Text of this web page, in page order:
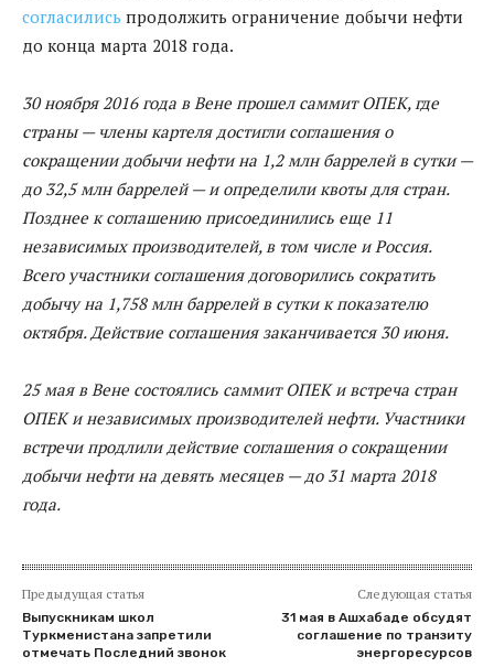
согласились продолжить ограничение добычи нефти
до конца марта 2018 года.
30 ноября 2016 года в Вене прошел саммит ОПЕК, где
страны — члены картеля достигли соглашения о
сокращении добычи нефти на 1,2 млн баррелей в сутки —
до 32,5 млн баррелей — и определили квоты для стран.
Позднее к соглашению присоединились еще 11
независимых производителей, в том числе и Россия.
Всего участники соглашения договорились сократить
добычу на 1,758 млн баррелей в сутки к показателю
октября. Действие соглашения заканчивается 30 июня.
25 мая в Вене состоялись саммит ОПЕК и встреча стран
ОПЕК и независимых производителей нефти. Участники
встречи продлили действие соглашения о сокращении
добычи нефти на девять месяцев — до 31 марта 2018
года.
Предыдущая статья
Выпускникам школ
Туркменистана запретили
отмечать Последний звонок
Следующая статья
31 мая в Ашхабаде обсудят
соглашение по транзиту
энергоресурсов